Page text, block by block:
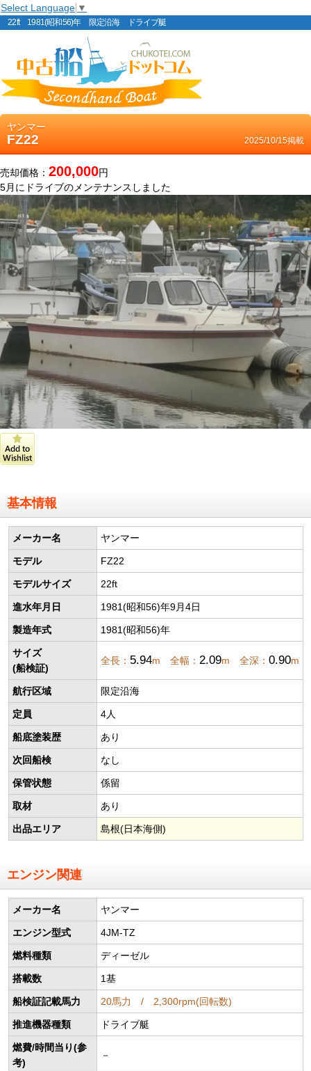
Select Language ▼
22ft 1981(昭和56)年 限定沿海 ドライブ艇
ヤンマー
FZ22 2025/10/15掲載
売却価格： 200,000円
5月にドライブのメンテナンスしました
基本情報
メーカー名 ヤンマー
モデル FZ22
モデルサイズ 22ft
進水年月日 1981(昭和56)年9月4日
製造年式 1981(昭和56)年
サイズ
(船検証)
全長： 5.94m 全幅： 2.09m 全深： 0.90m
航行区域 限定沿海
定員 4人
船底塗装歴 あり
次回船検 なし
保管状態 係留
取材 あり
出品エリア 島根(日本海側)
エンジン関連
メーカー名 ヤンマー
エンジン型式 4JM-TZ
燃料種類 ディーゼル
搭載数 1基
船検証記載馬力 20馬力 / 2,300rpm(回転数)
推進機器種類 ドライブ艇
燃費/時間当り(参
考)
－